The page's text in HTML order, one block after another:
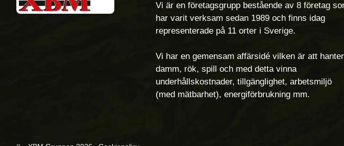
Vi är en företagsgrupp bestående av 8 företag
har varit verksam sedan 1989 och finns idag
representerade på 11 orter i Sverige.
Vi har en gemensam affärsidé vilken är att
damm, rök, spill och med detta vinna
underhållskostnader, tillgänglighet, arbetsmiljö
(med mätbarhet), energiförbrukning mm.